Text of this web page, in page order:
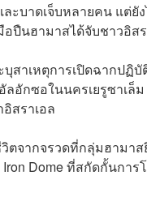
ะบาดเจ็บหลายคน แต่
อปืนฮามาสได้จับชาวอิส
าเหตุการเปิดฉากปฏิ
ลอักซอในนครเยรูซาเ
สราเอล
จากจรวดที่กลุ่มฮามา
Dome ที่สกัดกั้นการ